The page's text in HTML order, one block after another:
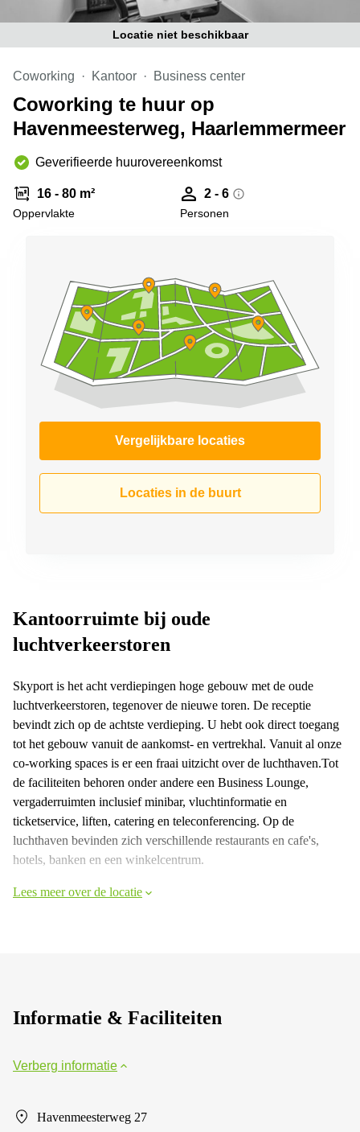
Breda
Coworking
in Arnhem
Coworking
Hilversum
Coworking
space
Zwolle
Kantoor
Hengelo
Bedrijfsruimte
Huren in
Nijmegen
Locatie niet beschikbaar
Coworking Kantoor Business center
Coworking te huur op
Havenmeesterweg, Haarlemmermeer
Geverifieerde huurovereenkomst
16 - 80 m²
Oppervlakte
2 - 6
Personen
Vergelijkbare locaties
Locaties in de buurt
Kantoorruimte bij oude
luchtverkeerstoren
Skyport is het acht verdiepingen hoge gebouw met de oude
luchtverkeerstoren, tegenover de nieuwe toren. De receptie
bevindt zich op de achtste verdieping. U hebt ook direct toegang
tot het gebouw vanuit de aankomst- en vertrekhal. Vanuit al onze
co-working spaces is er een fraai uitzicht over de luchthaven.Tot
de faciliteiten behoren onder andere een Business Lounge,
vergaderruimten inclusief minibar, vluchtinformatie en
ticketservice, liften, catering en teleconferencing. Op de
luchthaven bevinden zich verschillende restaurants en cafe's,
hotels, banken en een winkelcentrum.
Lees meer over de locatie
Informatie & Faciliteiten
Verberg informatie
Havenmeesterweg 27